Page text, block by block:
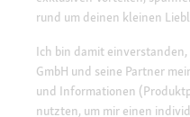
rund um deinen kleinen
Ich bin damit
GmbH und seine Partner
und Informationen
nutzten, um mir einen